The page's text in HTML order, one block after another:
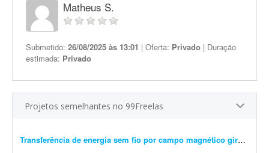
Matheus S.
Submetido: 26/08/2025 às 13:01 | Oferta: Privado | Duração
estimada: Privado
Projetos semelhantes no 99Freelas
Transferência de energia sem fio por campo magnético girante trifásico